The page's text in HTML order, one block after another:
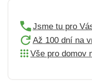
Jsme tu pro
Až 100 dní na
Vše pro domov